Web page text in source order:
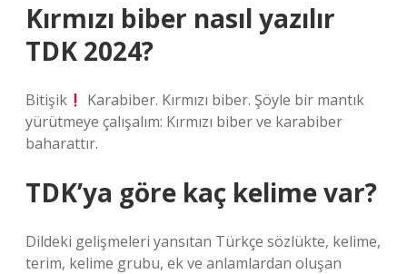
Kırmızı biber nasıl yazılır
TDK 2024?
Bitişik
Karabiber. Kırmızı biber. Şöyle bir mantık
yürütmeye çalışalım: Kırmızı biber ve karabiber
baharattır.
TDK’ya göre kaç kelime var?
Dildeki gelişmeleri yansıtan Türkçe sözlükte, kelime,
terim, kelime grubu, ek ve anlamlardan oluşan